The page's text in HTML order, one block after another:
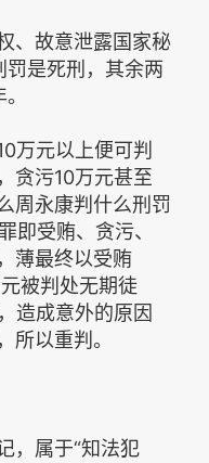
、故意泄露国家秘
是死刑，其余两
万元以上便可判
贪污10万元甚至
周永康判什么刑罚
即受贿、贪污、
薄最终以受贿
被判处无期徒
造成意外的原因
所以重判。
，属于“知法犯